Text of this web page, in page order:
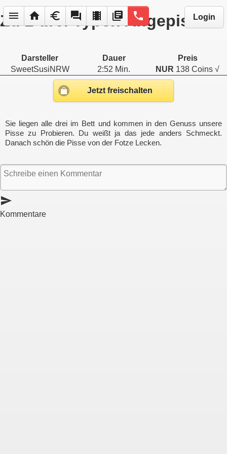
menu home euro forum local_movies library_books phone Login
Zu 2 drei Typen Angepisst
Darsteller Dauer
Preis
SweetSusiNRW
2:52 Min. NUR 138 Coins √
Jetzt freischalten
Sie liegen alle drei im Bett und kommen in den Genuss unsere
Pisse zu Probieren. Du weißt ja das jede anders Schmeckt.
Danach schön die Pisse von der Fotze Lecken.
send
Kommentare